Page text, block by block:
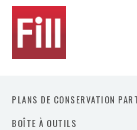
PLANS DE CONSERVATION
BOÎTE À OUTILS